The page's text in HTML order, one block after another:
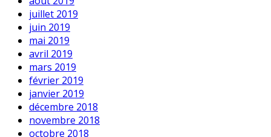
juillet 2019
juin 2019
mai 2019
avril 2019
mars 2019
février 2019
janvier 2019
décembre 2018
novembre 2018
octobre 2018